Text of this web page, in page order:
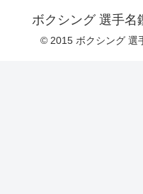
ボクシング 選手
© 2015 ボクシング 選